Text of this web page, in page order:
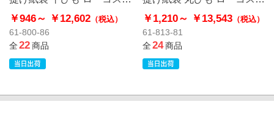
タイプ 茶無地
￥946～ ￥12,602 （税込）
61-800-86
全22商品
タイプ 茶無地
￥1,210～ ￥13,543（税込）
61-813-81
全24商品